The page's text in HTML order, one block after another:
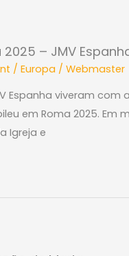
– JMV
/Europa /Webmaster
Espanha viveram com
em Roma 2025. Em
Igreja e